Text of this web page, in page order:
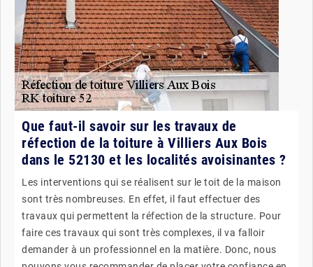
Que faut-il savoir sur les travaux de
réfection de la toiture à Villiers Aux Bois
dans le 52130 et les localités avoisinantes ?
Les interventions qui se réalisent sur le toit de la maison
sont très nombreuses. En effet, il faut effectuer des
travaux qui permettent la réfection de la structure. Pour
faire ces travaux qui sont très complexes, il va falloir
demander à un professionnel en la matière. Donc, nous